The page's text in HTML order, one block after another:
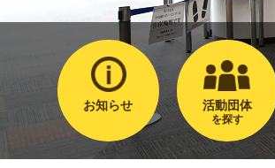
お知らせ 活動団体
を探す